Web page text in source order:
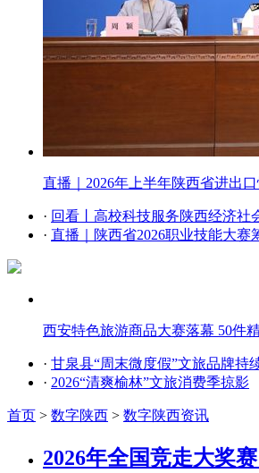
直播｜2026年上半年陕西省进出
· 回看丨高校科技服务陕西经济社
· 直播｜陕西省2026职业技能大赛
西安特色旅游商品大赛落幕 50件
· 甘泉县“周末微度假”文旅品牌持
· 2026“清爽榆林”文旅消费季掠影
首页 > 数字陕西 > 数字陕西资讯
2026年全国竞走大奖